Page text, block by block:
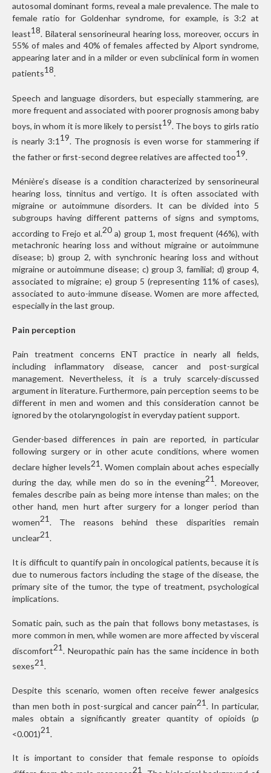
autosomal dominant forms, reveal a male prevalence. The male to
female ratio for Goldenhar syndrome, for example, is 3:2 at
least18. Bilateral sensorineural hearing loss, moreover, occurs in
55% of males and 40% of females affected by Alport syndrome,
appearing later and in a milder or even subclinical form in women
patients18.
Speech and language disorders, but especially stammering, are
more frequent and associated with poorer prognosis among baby
boys, in whom it is more likely to persist19 . The boys to girls ratio
is nearly 3:1 19. The prognosis is even worse for stammering if
the father or first-second degree relatives are affected too19.
Ménière’s disease is a condition characterized by sensorineural
hearing loss, tinnitus and vertigo. It is often associated with
migraine or autoimmune disorders. It can be divided into 5
subgroups having different patterns of signs and symptoms,
according to Frejo et al.20 a) group 1, most frequent (46%), with
metachronic hearing loss and without migraine or autoimmune
disease; b) group 2, with synchronic hearing loss and without
migraine or autoimmune disease; c) group 3, familial; d) group 4,
associated to migraine; e) group 5 (representing 11% of cases),
associated to auto-immune disease. Women are more affected,
especially in the last group.
Pain perception
Pain treatment concerns ENT practice in nearly all fields,
including inflammatory disease, cancer and post-surgical
management. Nevertheless, it is a truly scarcely-discussed
argument in literature. Furthermore, pain perception seems to be
different in men and women and this consideration cannot be
ignored by the otolaryngologist in everyday patient support.
Gender-based differences in pain are reported, in particular
following surgery or in other acute conditions, where women
declare higher levels21. Women complain about aches especially
during the day, while men do so in the evening21. Moreover,
females describe pain as being more intense than males; on the
other hand, men hurt after surgery for a longer period than
women21. The reasons behind these disparities remain
unclear21.
It is difficult to quantify pain in oncological patients, because it is
due to numerous factors including the stage of the disease, the
primary site of the tumor, the type of treatment, psychological
implications.
Somatic pain, such as the pain that follows bony metastases, is
more common in men, while women are more affected by visceral
discomfort21. Neuropathic pain has the same incidence in both
sexes21.
Despite this scenario, women often receive fewer analgesics
than men both in post-surgical and cancer pain21. In particular,
males obtain a significantly greater quantity of opioids (p
<0.001)21.
It is important to consider that female response to opioids
21